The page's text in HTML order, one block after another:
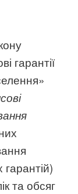
гарантії
та обсяг